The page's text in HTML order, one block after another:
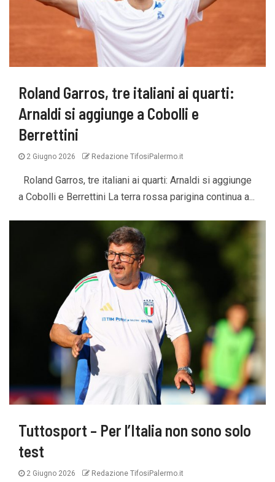
Roland Garros, tre italiani ai quarti:
Arnaldi si aggiunge a Cobolli e
Berrettini
2 Giugno 2026 Redazione TifosiPalermo.it
Roland Garros, tre italiani ai quarti: Arnaldi si aggiunge
a Cobolli e Berrettini La terra rossa parigina continua a...
Tuttosport – Per l’Italia non sono solo
test
2 Giugno 2026 Redazione TifosiPalermo.it